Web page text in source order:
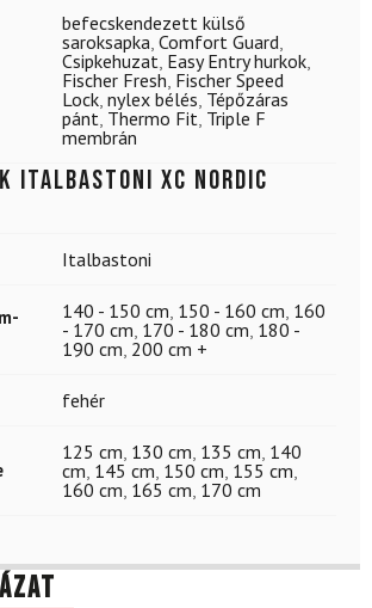
befecskendezett külső
saroksapka Comfort Guard
Csipkehuzat Easy Entry hurkok
Fischer Fresh Fischer Speed
Lock nylex bélés Tépőzáras
pánt Thermo Fit Triple F
membrán
XC Nordic
Italbastoni
140 - 150 cm 150 - 160 cm 160
- 170 cm 170 - 180 cm 180 -
190 cm 200 cm +
fehér
125 cm 130 cm 135 cm 140
cm 145 cm 150 cm 155 cm
160 cm 165 cm 170 cm